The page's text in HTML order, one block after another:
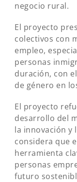
negocio rural.
El proyecto
colectivos con
empleo,
personas
duración, con
de género en
El proyecto
desarrollo del
la innovación y
considera que
herramienta
personas
futuro